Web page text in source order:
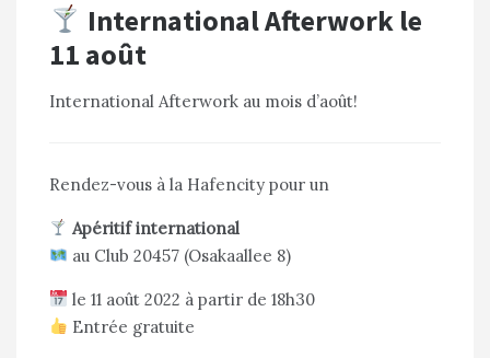
International Afterwork le
11 août
International Afterwork au mois d’août!
Rendez-vous à la Hafencity pour un
Apéritif international
au Club 20457 (Osakaallee 8)
le 11 août 2022 à partir de 18h30
Entrée gratuite